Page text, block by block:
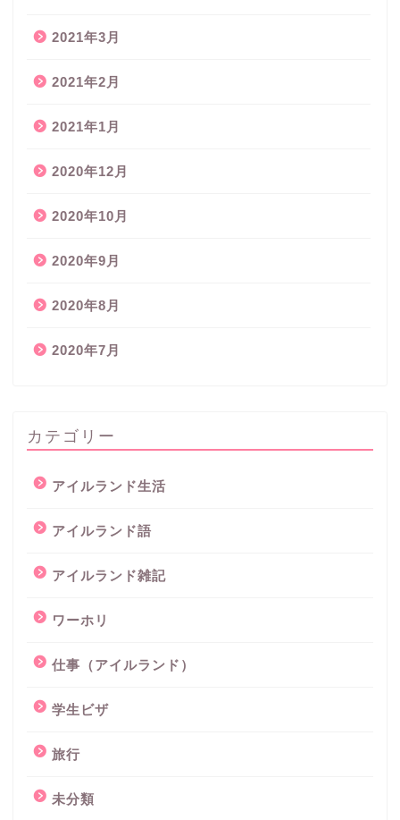
2021年3月
2021年2月
2021年1月
2020年12月
2020年10月
2020年9月
2020年8月
2020年7月
カテゴリー
アイルランド生活
アイルランド語
アイルランド雑記
ワーホリ
仕事（アイルランド）
学生ビザ
旅行
未分類